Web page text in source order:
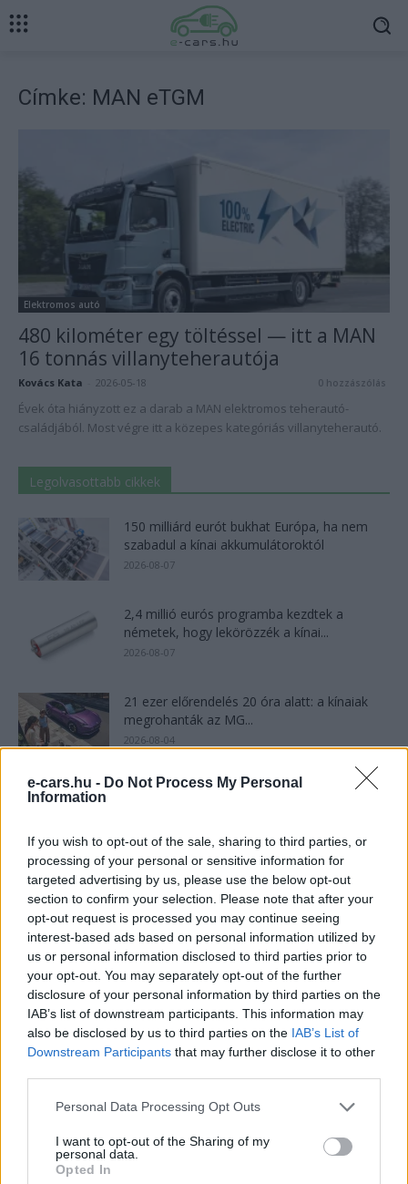
e-cars.hu - Do Not Process My Personal
Information
If you wish to opt-out of the sale, sharing to third parties, or
processing of your personal or sensitive information for
targeted advertising by us, please use the below opt-out
section to confirm your selection. Please note that after your
opt-out request is processed you may continue seeing
interest-based ads based on personal information utilized by
us or personal information disclosed to third parties prior to
your opt-out. You may separately opt-out of the further
disclosure of your personal information by third parties on the
IAB’s list of downstream participants. This information may
also be disclosed by us to third parties on the IAB’s List of
Downstream Participants that may further disclose it to other
Personal Data Processing Opt Outs
I want to opt-out of the Sharing of my
personal data.
Opted In
Címke: MAN eTGM
Elektromos autó
480 kilométer egy töltéssel — itt a MAN
16 tonnás villanyteherautója
Kovács Kata 2026-05-18 0 hozzászólás
Évek óta hiányzott ez a darab a MAN elektromos teherautó-
családjából. Most végre itt a közepes kategóriás villanyteherautó.
Legolvasottabb cikkek
150 milliárd eurót bukhat Európa, ha nem
szabadul a kínai akkumulátoroktól
2026-08-07
2,4 millió eurós programba kezdtek a
németek, hogy lekörözzék a kínai...
2026-08-07
21 ezer előrendelés 20 óra alatt: a kínaiak
megrohanták az MG...
2026-08-04
Kína szigorú határt szabott: legfeljebb 5%
Dánia utolérte Norvégiát: már náluk is szinte
csak elektromos autót vesznek...
2026-08-07
A Volkswagen bedobta azt a lapot Kínában,
amivel a helyi EV-gyártókat...
2026-08-04
Az Audi letarolta saját rekordjait — készül
9 perc töltés, 450 kilométer hatótáv – ezzel
indulhat harcba a...